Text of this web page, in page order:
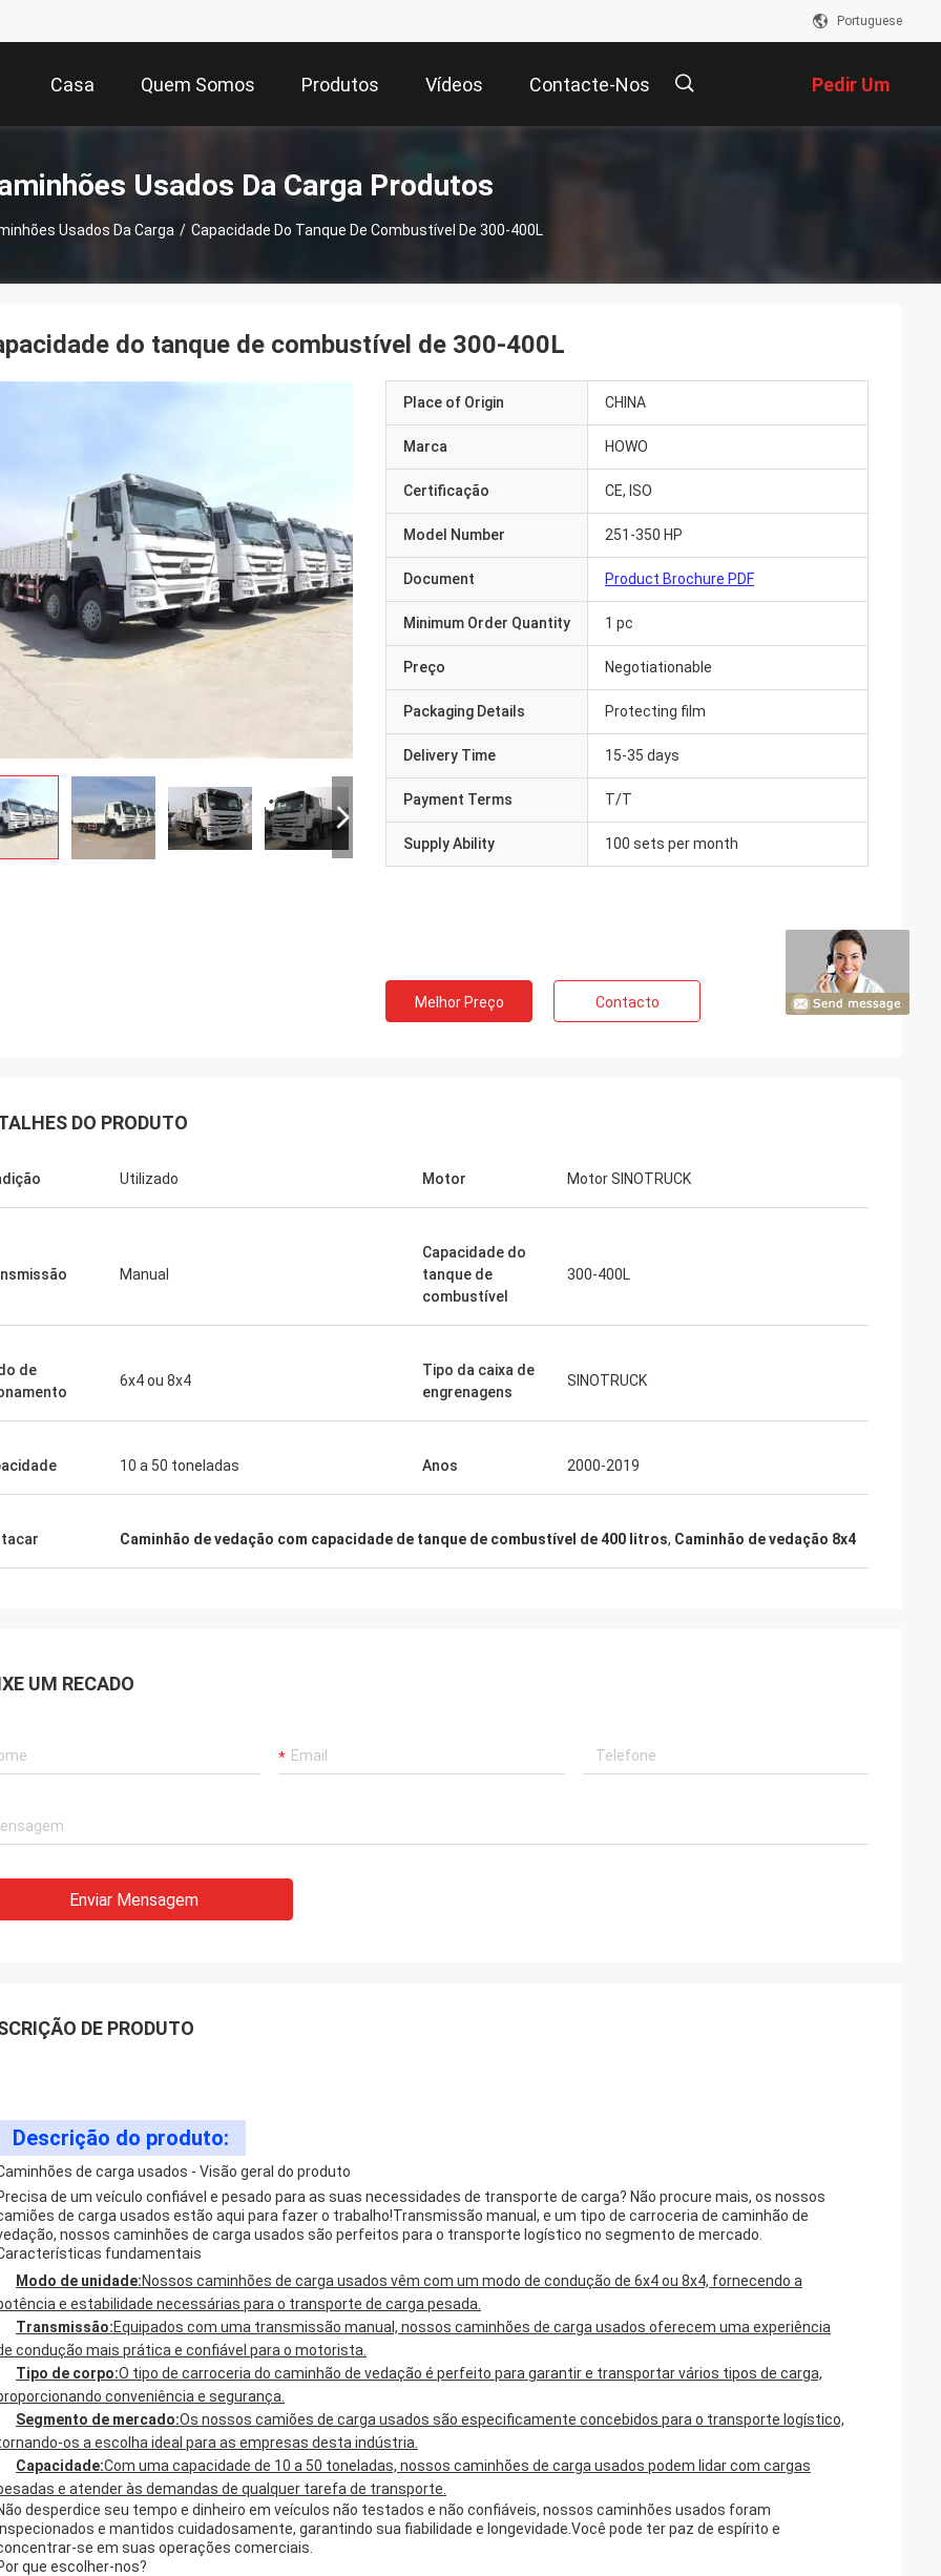
Portuguese
Casa Quem Somos Produtos Vídeos Contacte-Nos Pedir Um
Orçamento
Usados Da Carga Produtos
Usados Da Carga / Capacidade Do Tanque De Combustível De 300-400L
do tanque de combustível de 300-400L
Place of Origin CHINA
Marca HOWO
Certificação CE, ISO
Model Number 251-350 HP
Document Product Brochure PDF
Minimum Order Quantity 1 pc
Preço Negotiationable
Packaging Details Protecting film
Delivery Time 15-35 days
Payment Terms T/T
Supply Ability 100 sets per month
Melhor Preço Contacto
DO PRODUTO
Utilizado Motor Motor SINOTRUCK
Manual
Capacidade do
tanque de
combustível
300-400L
de
6x4 ou 8x4
Tipo da caixa de
engrenagens
SINOTRUCK
10 a 50 toneladas Anos 2000-2019
Caminhão de vedação com capacidade de tanque de combustível de 400 litros, Caminhão de vedação 8x4
UM RECADO
Enviar Mensagem
DE PRODUTO
Descrição do produto:
de carga usados - Visão geral do produto
de um veículo confiável e pesado para as suas necessidades de transporte de carga? Não procure mais, os nossos
de carga usados estão aqui para fazer o trabalho!Transmissão manual, e um tipo de carroceria de caminhão de
nossos caminhões de carga usados são perfeitos para o transporte logístico no segmento de mercado.
fundamentais
Modo de unidade:Nossos caminhões de carga usados vêm com um modo de condução de 6x4 ou 8x4, fornecendo a
e estabilidade necessárias para o transporte de carga pesada.
Transmissão:Equipados com uma transmissão manual, nossos caminhões de carga usados oferecem uma experiência
condução mais prática e confiável para o motorista.
Tipo de corpo:O tipo de carroceria do caminhão de vedação é perfeito para garantir e transportar vários tipos de carga,
conveniência e segurança.
Segmento de mercado:Os nossos camiões de carga usados são especificamente concebidos para o transporte logístico,
os a escolha ideal para as empresas desta indústria.
Capacidade:Com uma capacidade de 10 a 50 toneladas, nossos caminhões de carga usados podem lidar com cargas
e atender às demandas de qualquer tarefa de transporte.
desperdice seu tempo e dinheiro em veículos não testados e não confiáveis, nossos caminhões usados foram
e mantidos cuidadosamente, garantindo sua fiabilidade e longevidade.Você pode ter paz de espírito e
se em suas operações comerciais.
que escolher-nos?